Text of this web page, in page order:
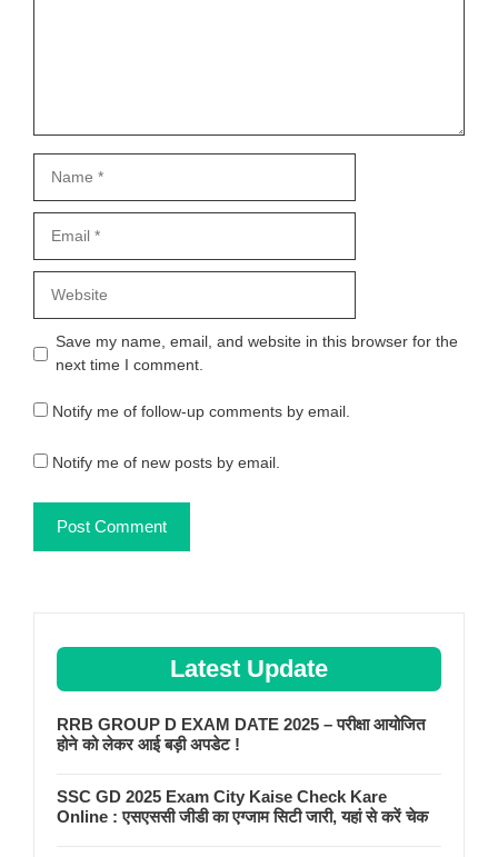
Save my name, email, and website in this browser for the
next time I comment.
Notify me of follow-up comments by email.
Notify me of new posts by email.
Latest Update
RRB GROUP D EXAM DATE 2025 – परीक्षा आयोजित
होने को लेकर आई बड़ी अपडेट !
SSC GD 2025 Exam City Kaise Check Kare
Online : एसएससी जीडी का एग्जाम सिटी जारी, यहां से करें चेक